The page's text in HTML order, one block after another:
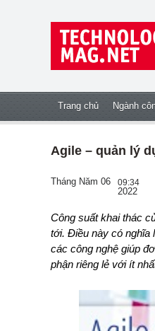
Trang chủ Ngành
Agile – quản lý
Tháng Năm 06 09:34
2022
Công suất khai thác của ngành vận chuyển đường sắt sẽ gia tăng trên khắp thế giới trong những năm sắp
tới. Điều này có nghĩa
các công nghệ giúp
phận riêng lẻ với ít